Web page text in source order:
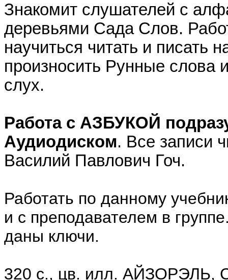
Знакомит слушателей с
деревьями Сада Слов.
научиться читать и писать
произносить Рунные слова
слух.
Работа с АЗБУКОЙ
Аудиодиском. Все записи
Василий Павлович Гоч.
Работать по данному
и с преподавателем в
даны ключи.
320 с., цв. илл. АЙЗОРЭЛЬ,